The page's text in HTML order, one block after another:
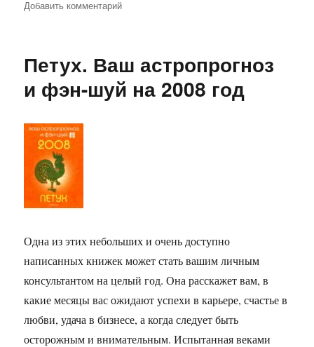
Добавить комментарийк
календарь
его
Петух. Ваш астропрогноз
и фэн-шуй на 2008 год
Одна из этих небольших и очень доступно
написанных книжек может стать вашим личным
консультантом на целый год. Она расскажет вам, в
какие месяцы вас ожидают успехи в карьере, счастье в
любви, удача в бизнесе, а когда следует быть
осторожным и внимательным. Испытанная веками